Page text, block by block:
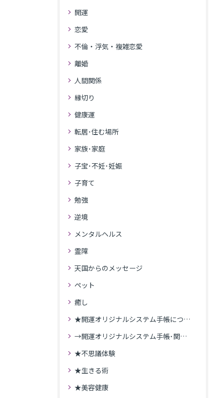
開運
恋愛
不倫・浮気・複雑恋愛
離婚
人間関係
縁切り
健康運
転居･住む場所
家族･家庭
子宝･不妊･妊娠
子育て
勉強
逆境
メンタルヘルス
霊障
天国からのメッセージ
ペット
癒し
★開運オリジナルシステム手帳について
→開運オリジナルシステム手帳･関連記事
★不思議体験
★生きる術
★美容健康